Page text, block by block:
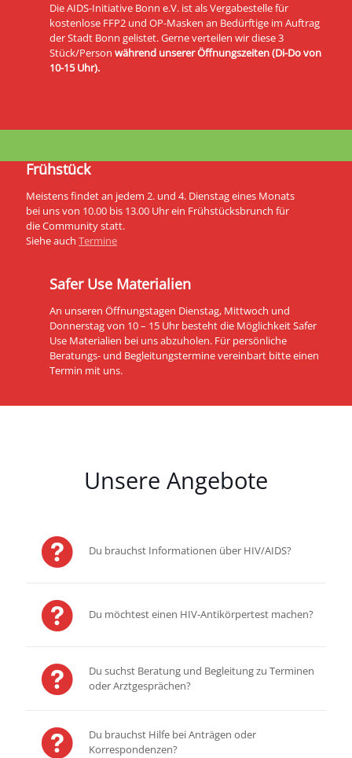
Die AIDS-Initiative Bonn e.V. ist als Vergabestelle für
kostenlose FFP2 und OP-Masken an Bedürftige im Auftrag
der Stadt Bonn gelistet. Gerne verteilen wir diese 3
Stück/Person während unserer Öffnungszeiten (Di-Do von
10-15 Uhr).
Frühstück
Meistens findet an jedem 2. und 4. Dienstag eines Monats
bei uns von 10.00 bis 13.00 Uhr ein Frühstücksbrunch für
die Community statt.
Siehe auch Termine
Safer Use Materialien
An unseren Öffnungstagen Dienstag, Mittwoch und
Donnerstag von 10 – 15 Uhr besteht die Möglichkeit Safer
Use Materialien bei uns abzuholen. Für persönliche
Beratungs- und Begleitungstermine vereinbart bitte einen
Termin mit uns.
Unsere Angebote
Du brauchst Informationen über HIV/AIDS?
Du möchtest einen HIV-Antikörpertest machen?
Du suchst Beratung und Begleitung zu Terminen
oder Arztgesprächen?
Du brauchst Hilfe bei Anträgen oder
Korrespondenzen?